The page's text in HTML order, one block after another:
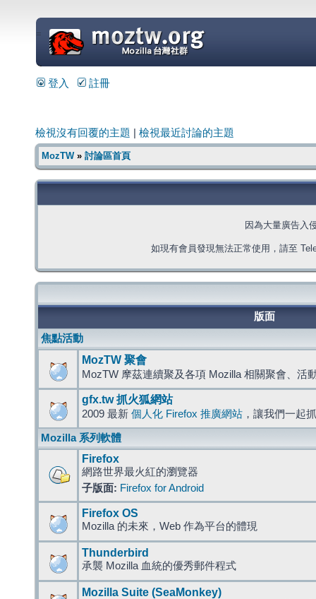
=
登入 註冊
檢視沒有回覆的主題 檢視最近討論的主題
MozTW» 討論區首頁
因為大量廣告入
如現有會員發現無法正常使用，請至
版面
焦點活動
MozTW 聚會
MozTW 摩茲連續聚及各項 Mozilla 相關聚會、活
gfx.tw 抓火狐網站
2009 最新 個人化 Firefox 推廣網站 ，讓我們一起
Mozilla 系列軟體
Firefox
網路世界最火紅的瀏覽器
子版面: Firefox for Android
Firefox OS
Mozilla 的未來，Web 作為平台的體現
Thunderbird
承襲 Mozilla 血統的優秀郵件程式
Mozilla Suite (SeaMonkey)